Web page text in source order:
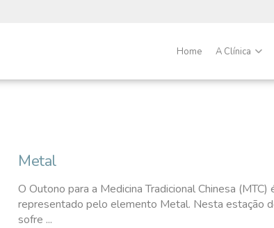
Home A Clínica
Metal
O Outono para a Medicina Tradicional Chinesa (MTC)
representado pelo elemento Metal. Nesta estação
sofre ...